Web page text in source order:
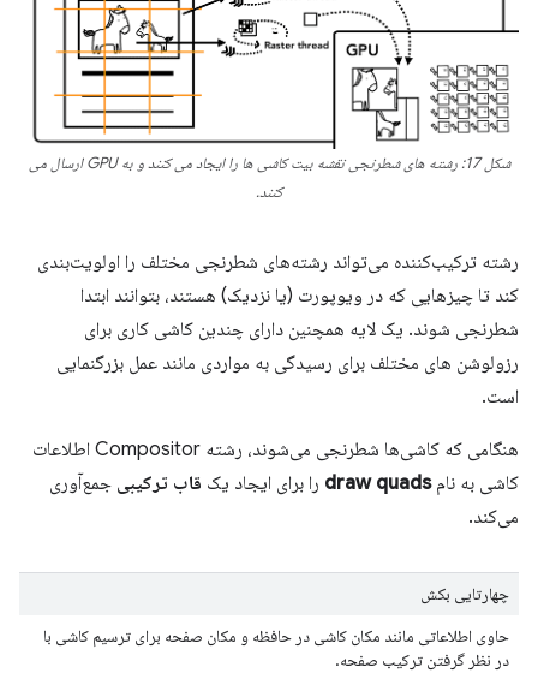
شکل 17: رشته های شطرنجی نقشه بیت کاشی ها را ایجاد می کنند و به GPU ارسال می
کنند.
رشته ترکیب‌کننده می‌تواند رشته‌های شطرنجی مختلف را اولویت‌بندی
کند تا چیزهایی که در ویوپورت (یا نزدیک) هستند، بتوانند ابتدا
شطرنجی شوند. یک لایه همچنین دارای چندین کاشی کاری برای
رزولوشن های مختلف برای رسیدگی به مواردی مانند عمل بزرگنمایی
است.
هنگامی که کاشی‌ها شطرنجی می‌شوند، رشته Compositor اطلاعات
کاشی به نامdraw quads را برای ایجاد یک قاب ترکیبی جمع‌آوری
می‌کند.
چهارتایی بکش
حاوی اطلاعاتی مانند مکان کاشی در حافظه و مکان صفحه برای ترسیم کاشی با
در نظر گرفتن ترکیب صفحه.